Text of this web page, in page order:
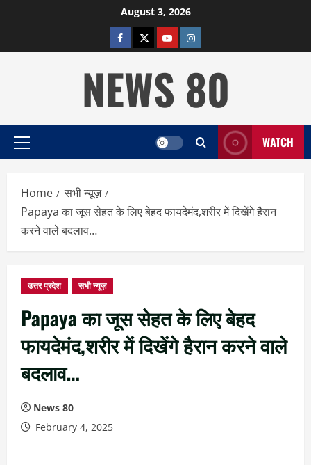
August 3, 2026
facebooktwitterYOUTUBE
instagram
NEWS 80
Primary
WATCH
Home
सभी न्यूज़
Papaya का जूस सेहत के लिए बेहद फायदेमंद,शरीर में दिखेंगे हैरान
करने वाले बदलाव…
उत्तर प्रदेश सभी न्यूज़
Papaya का जूस सेहत के लिए बेहद
फायदेमंद,शरीर में दिखेंगे हैरान करने वाले
बदलाव…
News 80
February 4, 2025